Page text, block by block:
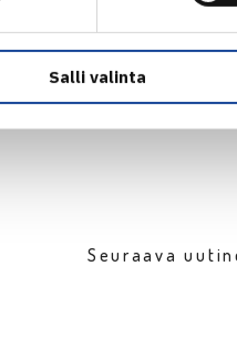
Salli valinta
Seuraava